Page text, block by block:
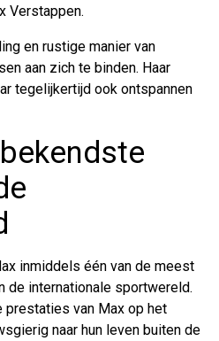
Verstappen.
en rustige manier van
aan zich te binden. Haar
tegelijkertijd ook ontspannen
inmiddels één van de meest
de internationale sportwereld.
prestaties van Max op het
naar hun leven buiten de